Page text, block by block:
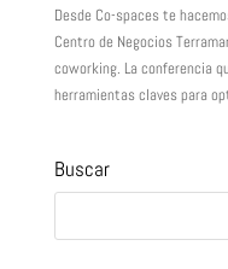
Desde Co-spaces te
Centro de Negocios
coworking. La conferencia
herramientas claves para
Buscar